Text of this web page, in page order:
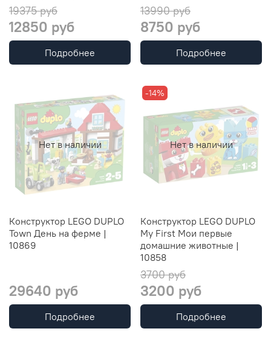
19375 руб
12850 руб
Подробнее
13990 руб
8750 руб
Подробнее
Нет в наличии
Конструктор LEGO DUPLO
Town День на ферме |
10869
29640 руб
Подробнее
Нет в наличии
-14%
Конструктор LEGO DUPLO
My First Мои первые
домашние животные |
10858
3700 руб
3200 руб
Подробнее